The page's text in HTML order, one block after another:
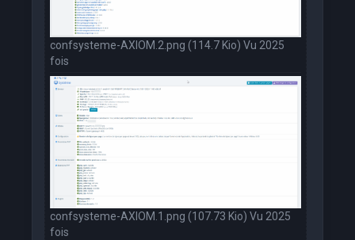
confsysteme-AXIOM.2.png (114.7 Kio) Vu 2025
fois
confsysteme-AXIOM.1.png (107.73 Kio) Vu 2025
fois